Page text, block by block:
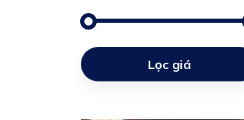
Lọc giá